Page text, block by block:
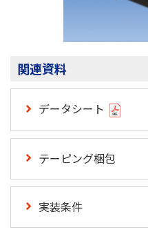
関連資料
データシート
テーピング梱包
実装条件